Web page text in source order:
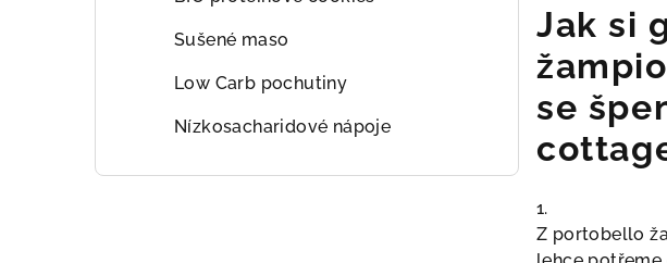
Sušené maso
Low Carb pochutiny
Nízkosacharidové nápoje
Jak si
se
1.
Z portobello